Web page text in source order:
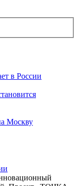
в России
Москву